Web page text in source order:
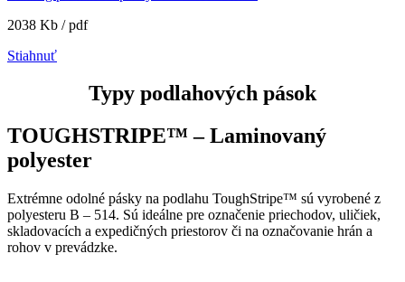
2038 Kb / pdf
Stiahnuť
Typy podlahových pások
TOUGHSTRIPE™ – Laminovaný
polyester
Extrémne odolné pásky na podlahu ToughStripe™ sú vyrobené z
polyesteru B – 514. Sú ideálne pre označenie priechodov, uličiek,
skladovacích a expedičných priestorov či na označovanie hrán a
rohov v prevádzke.